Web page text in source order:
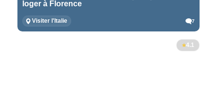
loger à Florence
Visiter l'Italie 7
4.1